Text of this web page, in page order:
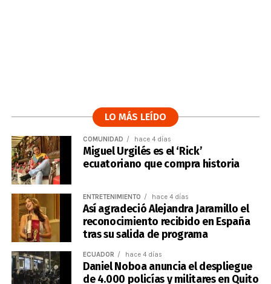
LO MÁS LEÍDO
COMUNIDAD hace 4 días
Miguel Urgilés es el ‘Rick’
ecuatoriano que compra historia
ENTRETENIMIENTO hace 4 días
Así agradeció Alejandra Jaramillo el
reconocimiento recibido en España
tras su salida de programa
ECUADOR hace 4 días
Daniel Noboa anuncia el despliegue
de 4.000 policías y militares en Quito